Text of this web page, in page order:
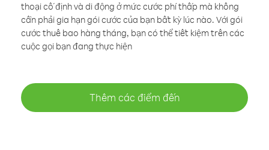
thoại cố định và di động ở mức cước phí thấp mà không
cần phải gia hạn gói cước của bạn bất kỳ lúc nào. Với gói
cước thuê bao hàng tháng, bạn có thể tiết kiệm trên các
cuộc gọi bạn đang thực hiện
Thêm các điểm đến